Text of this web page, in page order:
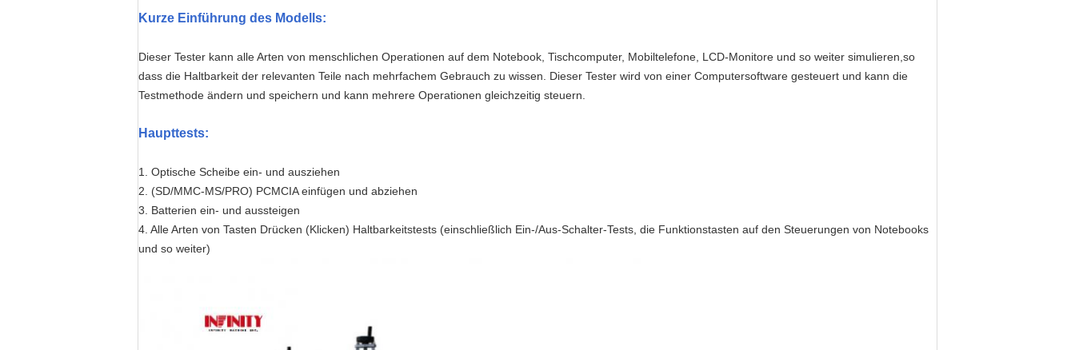
Kurze Einführung des Modells:
Dieser Tester kann alle Arten von menschlichen Operationen auf dem Notebook, Tischcomputer, Mobiltelefone, LCD-Monitore und so weiter simulieren,so
dass die Haltbarkeit der relevanten Teile nach mehrfachem Gebrauch zu wissen. Dieser Tester wird von einer Computersoftware gesteuert und kann die
Testmethode ändern und speichern und kann mehrere Operationen gleichzeitig steuern.
Haupttests:
1. Optische Scheibe ein- und ausziehen
2. (SD/MMC-MS/PRO) PCMCIA einfügen und abziehen
3. Batterien ein- und aussteigen
4. Alle Arten von Tasten Drücken (Klicken) Haltbarkeitstests (einschließlich Ein-/Aus-Schalter-Tests, die Funktionstasten auf den Steuerungen von Notebooks
und so weiter)